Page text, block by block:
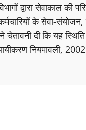
द्वारा सेवाकाल की
के सेवा-
चेतावनी दी कि यह
नियमावली,